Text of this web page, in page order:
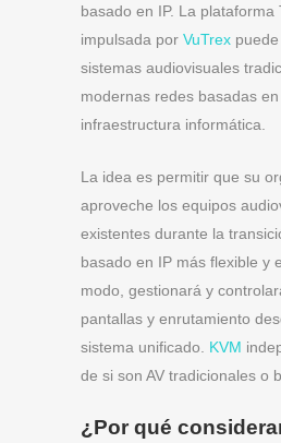
basado en IP. La plataforma
impulsada por VuTrex
sistemas audiovisuales
modernas redes basadas en
infraestructura informática.
La idea es permitir que su
aproveche los equipos
existentes durante la
basado en IP más flexible y
modo, gestionará y
pantallas y enrutamiento
sistema unificado. KVM
de si son AV tradicionales o
¿Por qué